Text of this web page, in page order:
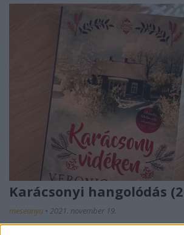
Karácsonyi hangolódás
meseanyu • 2021. november 19.